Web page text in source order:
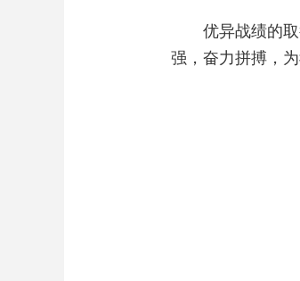
优异战绩的
强，奋力拼搏，